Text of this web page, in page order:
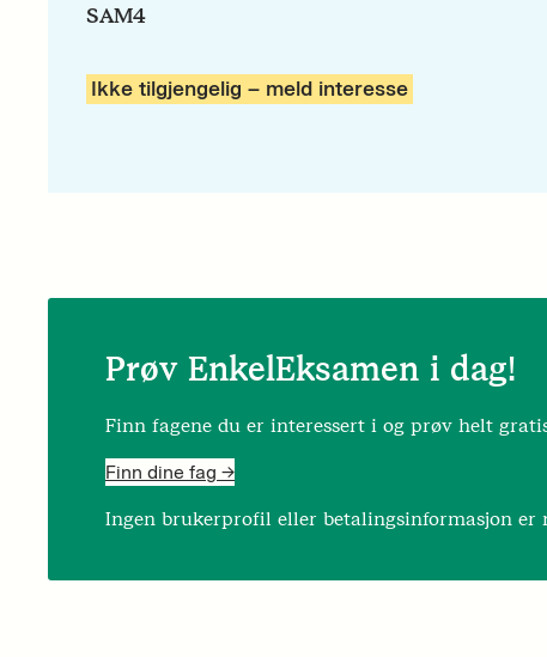
SAM4
Ikke tilgjengelig – meld interesse
Prøv EnkelEksamen i dag!
Finn fagene du er interessert i og prøv helt
Finn dine fag ->
Ingen brukerprofil eller betalingsinformasjon er